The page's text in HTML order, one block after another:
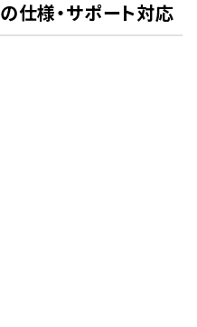
の仕様・サポート対応